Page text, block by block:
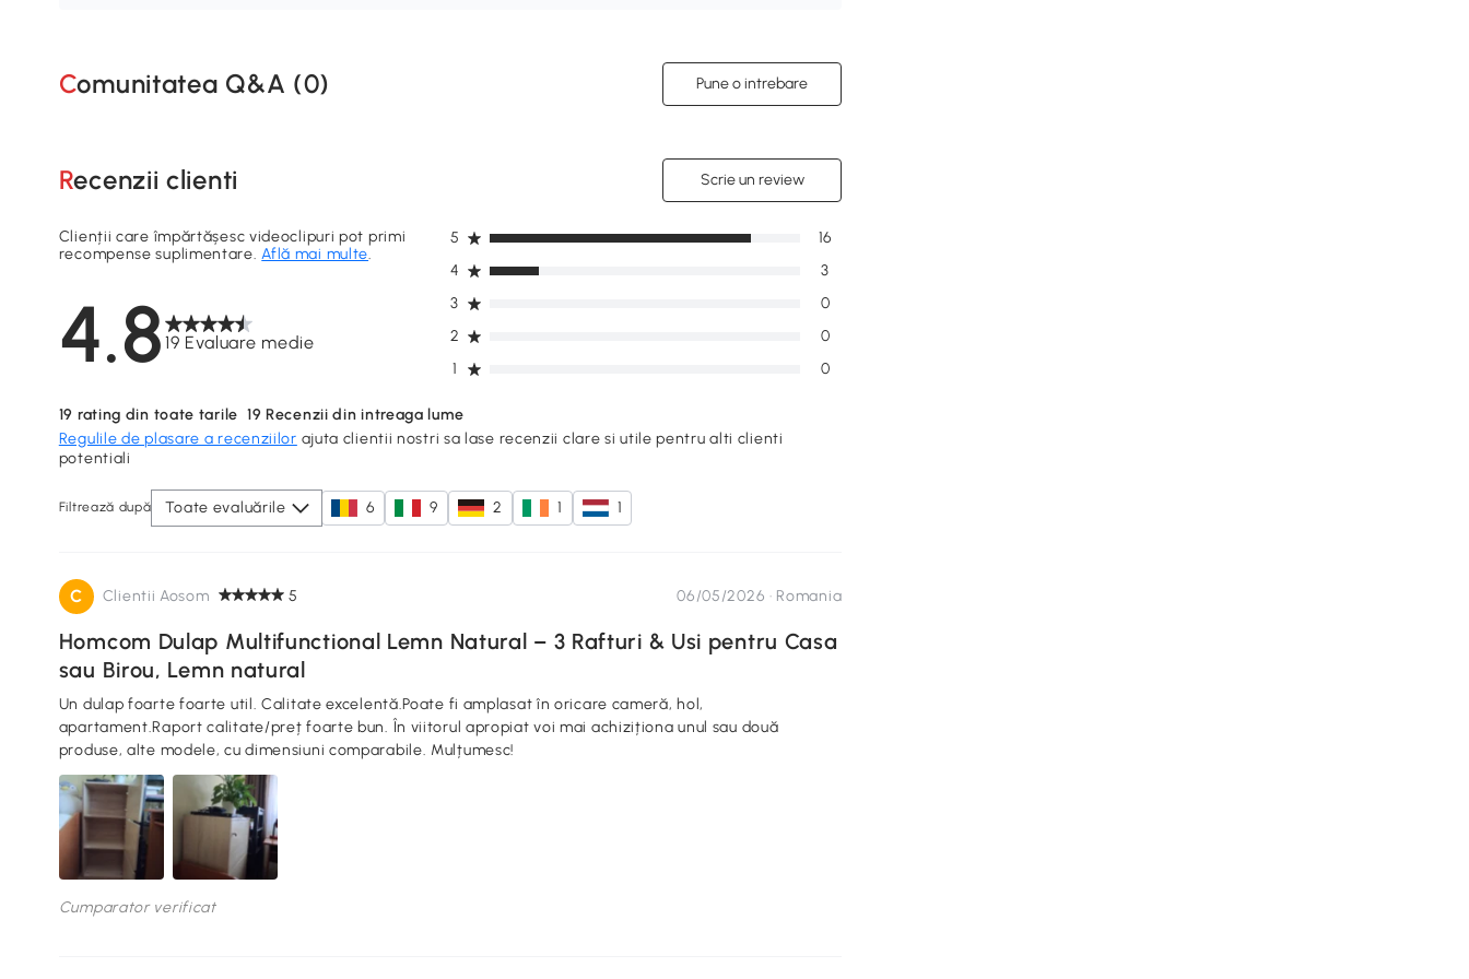
Comunitatea Q&A (0) Pune o intrebare
Recenzii clienti Scrie un review
4.8 19 Evaluare medie
Clienții care împărtășesc videoclipuri pot primi
recompense suplimentare.Află mai multe.
1 0
2 0
3 0
4 3
5 16
19 rating din toate tarile 19 Recenzii din intreaga lume
Regulile de plasare a recenziilor ajuta clientii nostri sa lase recenzii clare si utile pentru alti clienti
potentiali
Filtrează după Toate evaluările 6 9 2 1 1
C Clientii Aosom 5 06/05/2026 · Romania
Homcom Dulap Multifunctional Lemn Natural – 3 Rafturi & Usi pentru Casa
sau Birou, Lemn natural
Un dulap foarte foarte util. Calitate excelentă.Poate fi amplasat în oricare cameră, hol,
apartament.Raport calitate/preț foarte bun. În viitorul apropiat voi mai achiziționa unul sau două
produse, alte modele, cu dimensiuni comparabile. Mulțumesc!
Cumparator verificat